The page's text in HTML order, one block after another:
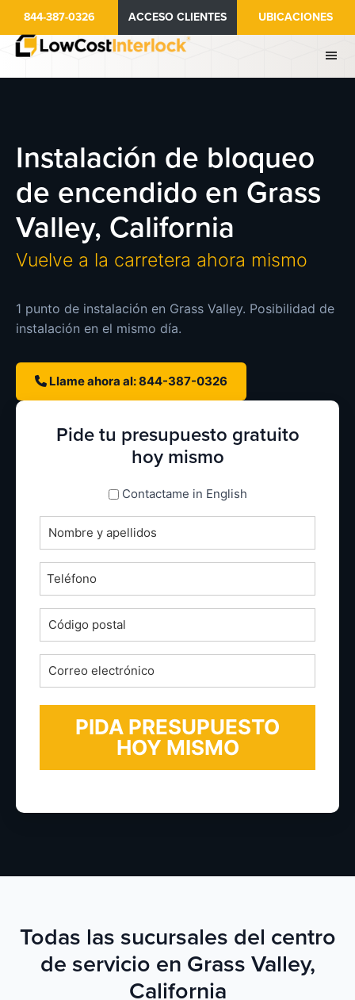
contenido
844-387-0326 ACCESO CLIENTES UBICACIONES
Instalación de bloqueo
de encendido en Grass
Valley, California
Vuelve a la carretera ahora mismo
1 punto de instalación en Grass Valley. Posibilidad de
instalación en el mismo día.
Llame ahora al: 844-387-0326
Pide tu presupuesto gratuito
hoy mismo
espanol_espanolContactame in English
Nombre
completo
*Teléfono
Código
postal
*Correo
electrónico
*
Todas las sucursales del centro
de servicio en Grass Valley,
California